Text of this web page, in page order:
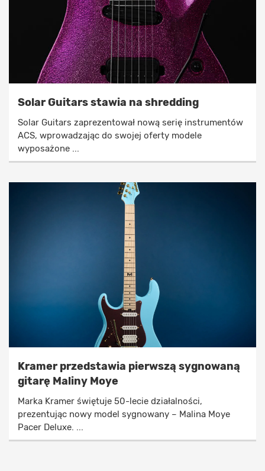
Solar Guitars stawia na shredding
Solar Guitars zaprezentował nową serię instrumentów
ACS, wprowadzając do swojej oferty modele
wyposażone ...
Kramer przedstawia pierwszą sygnowaną
gitarę Maliny Moye
Marka Kramer świętuje 50-lecie działalności,
prezentując nowy model sygnowany – Malina Moye
Pacer Deluxe. ...